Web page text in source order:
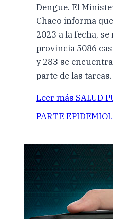
Dengue. El
Chaco informa
2023 a la fecha,
provincia 5086
y 283 se
parte de las
Leer más SALUD
PARTE